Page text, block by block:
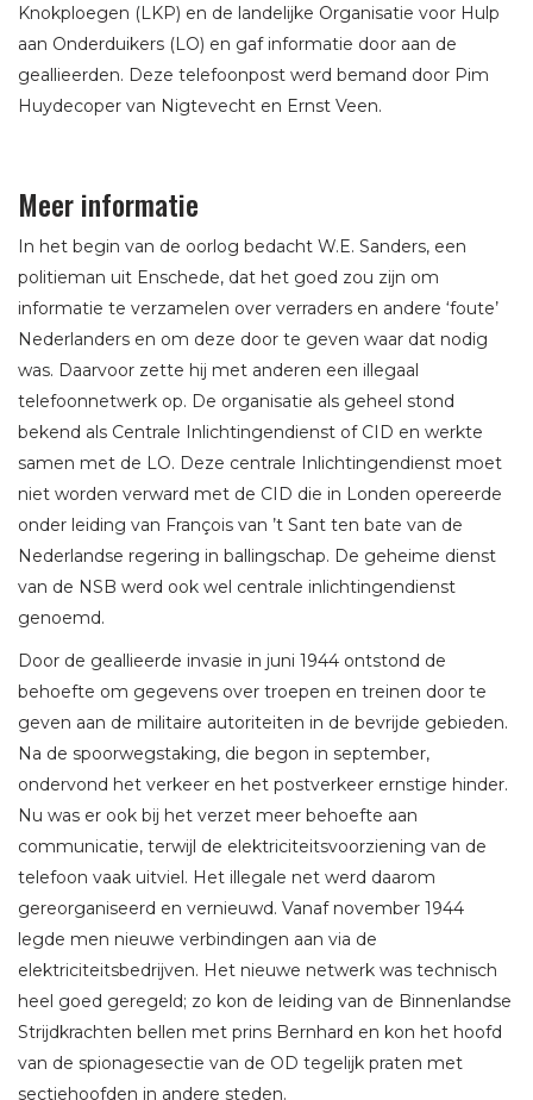
Knokploegen (LKP) en de landelijke Organisatie voor Hulp
aan Onderduikers (LO) en gaf informatie door aan de
geallieerden. Deze telefoonpost werd bemand door Pim
Huydecoper van Nigtevecht en Ernst Veen.
Meer informatie
In het begin van de oorlog bedacht W.E. Sanders, een
politieman uit Enschede, dat het goed zou zijn om
informatie te verzamelen over verraders en andere ‘foute’
Nederlanders en om deze door te geven waar dat nodig
was. Daarvoor zette hij met anderen een illegaal
telefoonnetwerk op. De organisatie als geheel stond
bekend als Centrale Inlichtingendienst of CID en werkte
samen met de LO. Deze centrale Inlichtingendienst moet
niet worden verward met de CID die in Londen opereerde
onder leiding van François van ’t Sant ten bate van de
Nederlandse regering in ballingschap. De geheime dienst
van de NSB werd ook wel centrale inlichtingendienst
genoemd.
Door de geallieerde invasie in juni 1944 ontstond de
behoefte om gegevens over troepen en treinen door te
geven aan de militaire autoriteiten in de bevrijde gebieden.
Na de spoorwegstaking, die begon in september,
ondervond het verkeer en het postverkeer ernstige hinder.
Nu was er ook bij het verzet meer behoefte aan
communicatie, terwijl de elektriciteitsvoorziening van de
telefoon vaak uitviel. Het illegale net werd daarom
gereorganiseerd en vernieuwd. Vanaf november 1944
legde men nieuwe verbindingen aan via de
elektriciteitsbedrijven. Het nieuwe netwerk was technisch
heel goed geregeld; zo kon de leiding van de Binnenlandse
Strijdkrachten bellen met prins Bernhard en kon het hoofd
van de spionagesectie van de OD tegelijk praten met
sectiehoofden in andere steden.